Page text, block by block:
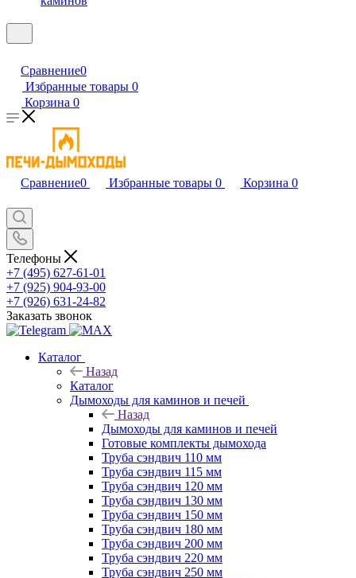
Сравнение0
Избранные товары 0
Корзина 0
Сравнение0 Избранные товары 0 Корзина 0
Телефоны
+7 (495) 627-61-01
+7 (925) 904-93-00
+7 (926) 631-24-82
Заказать звонок
Каталог
Назад
Каталог
Дымоходы для каминов и печей
Назад
Дымоходы для каминов и печей
Готовые комплекты дымохода
Труба сэндвич 110 мм
Труба сэндвич 115 мм
Труба сэндвич 120 мм
Труба сэндвич 130 мм
Труба сэндвич 150 мм
Труба сэндвич 180 мм
Труба сэндвич 200 мм
Труба сэндвич 220 мм
Труба сэндвич 250 мм